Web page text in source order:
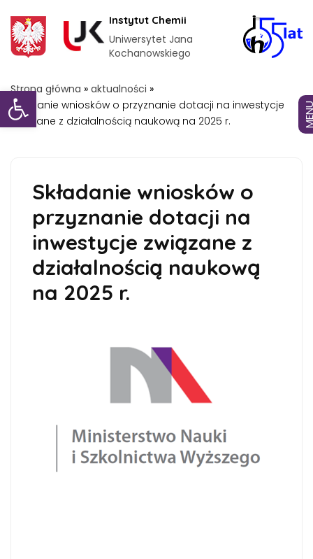
Otwórz pasek narzędzi
Instytut Chemii
Uniwersytet Jana
Kochanowskiego
Strona główna » aktualności »
Składanie wniosków o przyznanie dotacji na inwestycje
związane z działalnością naukową na 2025 r.
Składanie wniosków o
przyznanie dotacji na
inwestycje związane z
działalnością naukową
na 2025 r.